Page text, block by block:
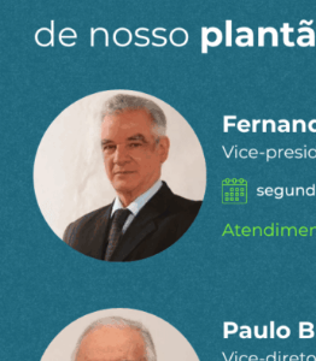
do parlamentar de
mantras do lulismo, que
de forças" como dado
forte, não se dilui a
atribuída a Lênin, “Só é
GLAUBER BRAGA